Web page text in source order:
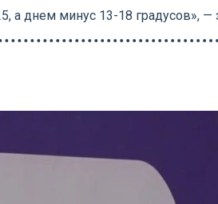
а днем минус 13-18 градусов», —